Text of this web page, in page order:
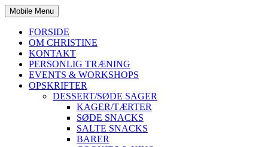
Mobile Menu
FORSIDE
OM CHRISTINE
KONTAKT
PERSONLIG TRÆNING
EVENTS & WORKSHOPS
OPSKRIFTER
DESSERT/SØDE SAGER
KAGER/TÆRTER
SØDE SNACKS
SALTE SNACKS
BARER